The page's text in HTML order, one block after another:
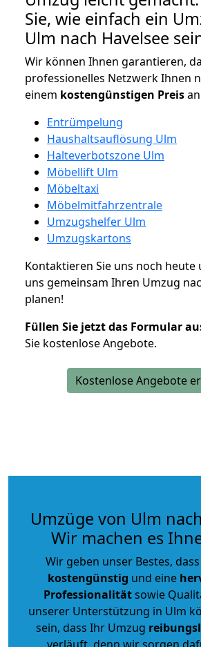
Sie, wie einfach ein
Ulm nach Havelsee
Wir können Ihnen garantieren,
professionelles Netzwerk Ihnen
einem kostengünstigen Preis
Entrümpelung
Haushaltsauflösung Ulm
Halteverbotszone Ulm
Möbellift Ulm
Möbeltaxi
Möbelmitfahrzentrale
Umzugshelfer Ulm
Umzugskartons
Kontaktieren Sie uns noch heute
uns gemeinsam Ihren Umzug
planen!
Füllen Sie jetzt das Formular
Sie kostenlose Angebote.
Kostenlose Angebote
Umzüge von Ulm
Wir machen es
Wir geben unser Bestes,
kostengünstig und eine
Professionalitätsowie
unserer Unterstützung in Ulm
sein, dass Ihr Umzug
verläuft, denn wir sorgen